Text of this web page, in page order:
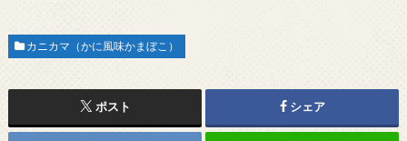
カニカマ（かに風味かまぼこ）
ポスト シェア